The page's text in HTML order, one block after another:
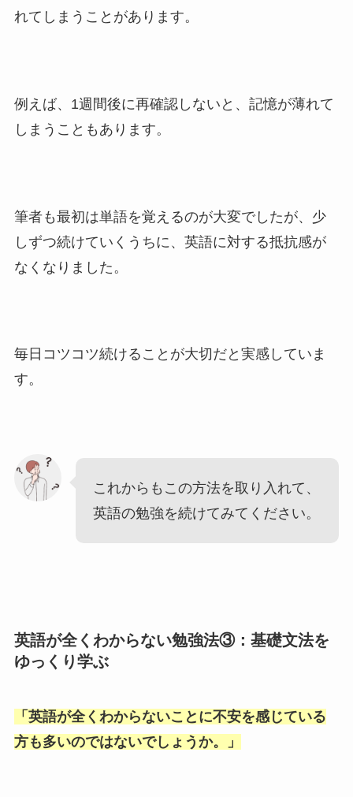
れてしまうことがあります。
例えば、1週間後に再確認しないと、記憶が薄れて
しまうこともあります。
筆者も最初は単語を覚えるのが大変でしたが、少
しずつ続けていくうちに、英語に対する抵抗感が
なくなりました。
毎日コツコツ続けることが大切だと実感していま
す。
これからもこの方法を取り入れて、
英語の勉強を続けてみてください。
英語が全くわからない勉強法③：基礎文法を
ゆっくり学ぶ
「 英語が全くわからないことに不安を感じている
方も多いのではないでしょうか。
」